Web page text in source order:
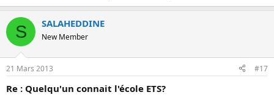
S SALAHEDDINE
New Member
21 Mars 2013 #17
Re : Quelqu'un connait l'école ETS?